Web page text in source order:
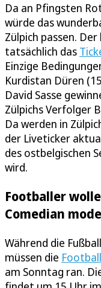
Da an Pfingsten
würde das
Zülpich passen.
tatsächlich das
Einzige
Kurdistan Düren
David Sasse
Zülpichs Verfolger
Da werden in
der Liveticker
des ostbelgischen
wird.
Footballer
Comedian
Während die
müssen die
am Sonntag ran.